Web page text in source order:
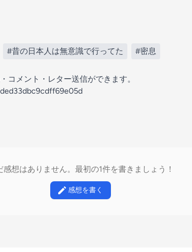
#昔の日本人は無意識で行ってた
#密息
コメント・レター送信ができます。
感想はありません。最初の1件を書きましょう！
感想を書く